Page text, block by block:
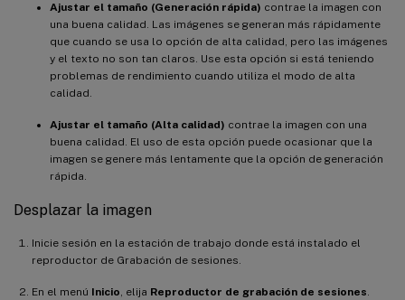
Ajustar el tamaño (Generación rápida) contrae la imagen con
una buena calidad. Las imágenes se generan más rápidamente
que cuando se usa lo opción de alta calidad, pero las imágenes
y el texto no son tan claros. Use esta opción si está teniendo
problemas de rendimiento cuando utiliza el modo de alta
calidad.
Ajustar el tamaño (Alta calidad) contrae la imagen con una
buena calidad. El uso de esta opción puede ocasionar que la
imagen se genere más lentamente que la opción de generación
rápida.
Desplazar la imagen
Inicie sesión en la estación de trabajo donde está instalado el
reproductor de Grabación de sesiones.
En el menú Inicio, elija Reproductor de grabación de sesiones.